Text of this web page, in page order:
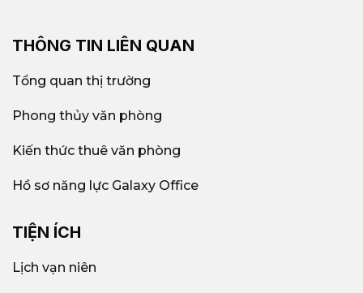
THÔNG TIN LIÊN QUAN
Tổng quan thị trường
Phong thủy văn phòng
Kiến thức thuê văn phòng
Hồ sơ năng lực Galaxy Office
TIỆN ÍCH
Lịch vạn niên